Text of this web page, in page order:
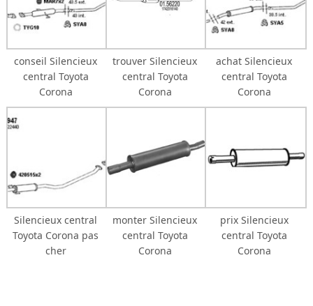
conseil Silencieux
central Toyota
Corona
trouver Silencieux
central Toyota
Corona
achat Silencieux
central Toyota
Corona
Silencieux central
Toyota Corona pas
cher
monter Silencieux
central Toyota
Corona
prix Silencieux
central Toyota
Corona